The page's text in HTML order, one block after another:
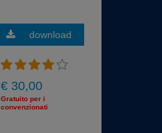
download
€ 30,00
Gratuito per i
convenzionati